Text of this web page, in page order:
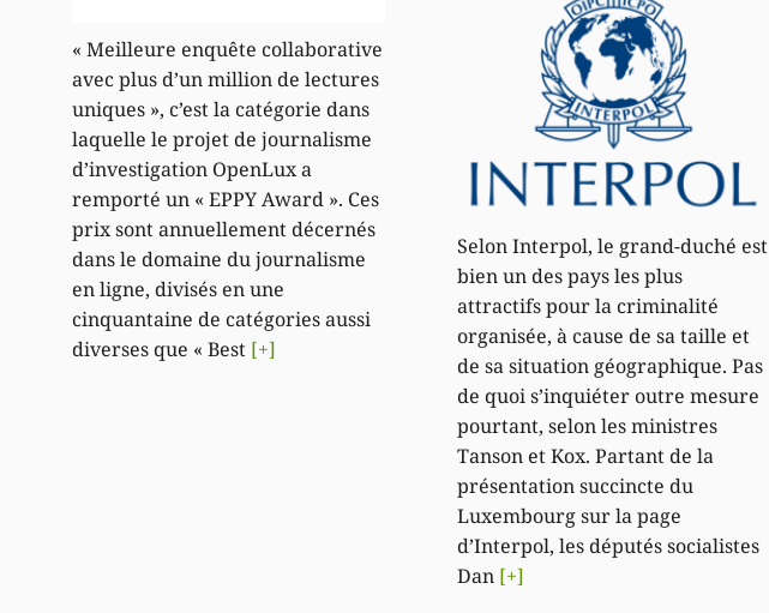
« Meilleure enquête collaborative
avec plus d’un million de lectures
uniques », c’est la catégorie dans
laquelle le projet de journalisme
d’investigation OpenLux a
remporté un « EPPY Award ». Ces
prix sont annuellement décernés
dans le domaine du journalisme
en ligne, divisés en une
cinquantaine de catégories aussi
diverses que « Best [+]
Selon Interpol, le grand-duché est
bien un des pays les plus
attractifs pour la criminalité
organisée, à cause de sa taille et
de sa situation géographique. Pas
de quoi s’inquiéter outre mesure
pourtant, selon les ministres
Tanson et Kox. Partant de la
présentation succincte du
Luxembourg sur la page
d’Interpol, les députés socialistes
Dan [+]